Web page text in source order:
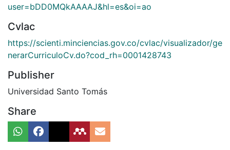
user=bDD0MQkAAAAJ&hl=es&oi=ao
Cvlac
https://scienti.minciencias.gov.co/cvlac/visualizador/ge
nerarCurriculoCv.do?cod_rh=0001428743
Publisher
Universidad Santo Tomás
Share